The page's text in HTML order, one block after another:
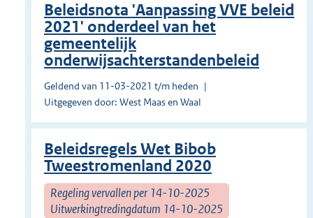
Beleidsnota 'Aanpassing VVE beleid
2021' onderdeel van het
gemeentelijk
onderwijsachterstandenbeleid
Geldend van 11-03-2021 t/m heden
Uitgegeven door: West Maas en Waal
Beleidsregels Wet Bibob
Tweestromenland 2020
Regeling vervallen per 14-10-2025
Uitwerkingtredingdatum 14-10-2025